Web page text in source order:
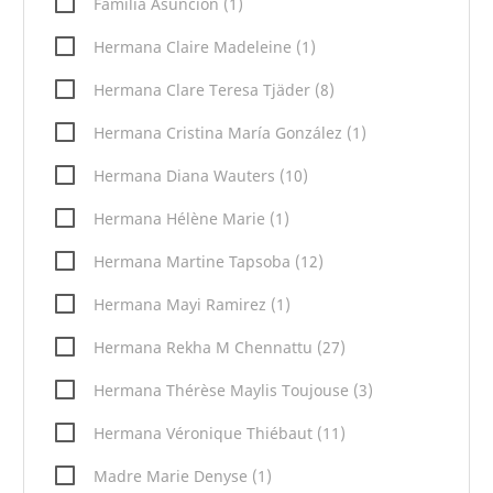
Hermana Claire Madeleine (1)
Hermana Clare Teresa Tjäder (8)
Hermana Cristina María González (1)
Hermana Diana Wauters (10)
Hermana Hélène Marie (1)
Hermana Martine Tapsoba (12)
Hermana Mayi Ramirez (1)
Hermana Rekha M Chennattu (27)
Hermana Thérèse Maylis Toujouse (3)
Hermana Véronique Thiébaut (11)
Madre Marie Denyse (1)